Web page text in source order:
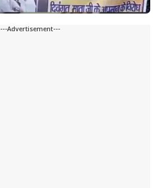
---Advertisement---